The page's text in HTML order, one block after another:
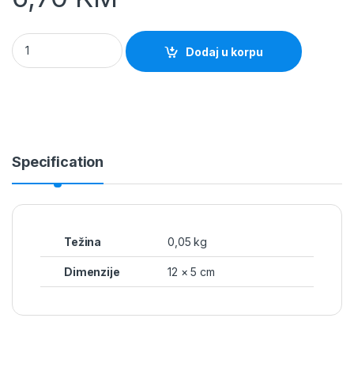
Klizna reza 120mm ravna Alberts quantity
Dodaj u korpu
Specification
Težina 0,05 kg
Dimenzije 12 × 5 cm